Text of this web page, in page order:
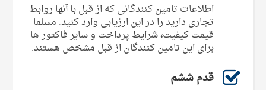
اطلاعات تامین کنندگانی که از قبل با آنها روابط
تجاری دارید را در این ارزیابی وارد کنید. مسلما
قیمت کیفیت،شرایط پرداخت و سایر فاکتور ها
برای این تامین کنندگان از قبل مشخص هستند.
قدم ششم